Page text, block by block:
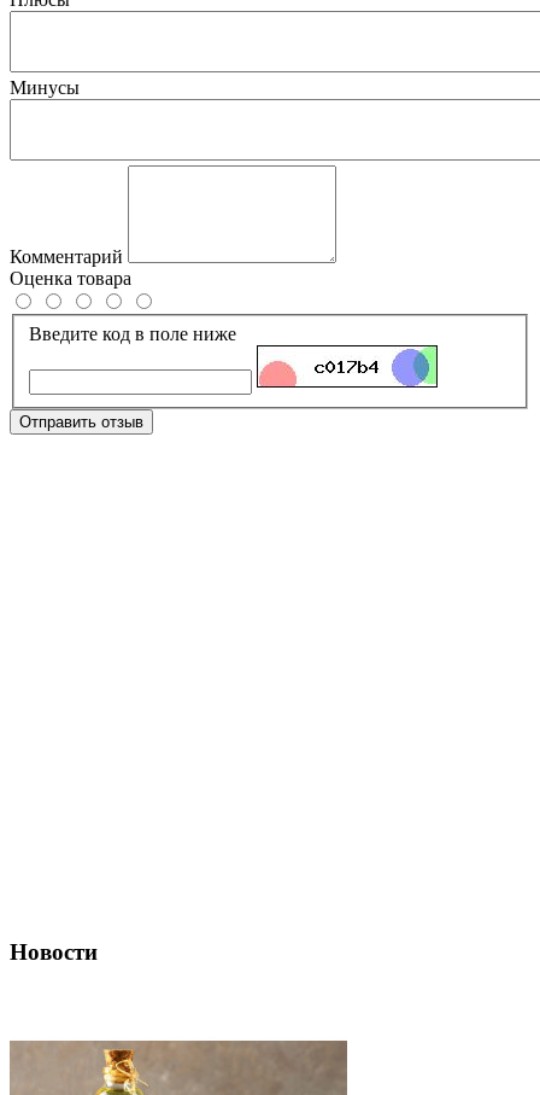
Минусы
Комментарий
Оценка товара
Введите код в поле ниже
Отправить отзыв
Новости